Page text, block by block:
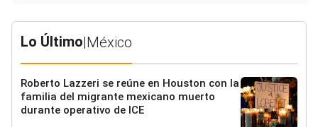
Lo Último|México
Roberto Lazzeri se reúne en Houston con la
familia del migrante mexicano muerto
durante operativo de ICE